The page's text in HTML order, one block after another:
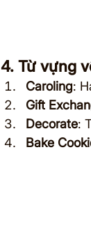
4. Từ vựng
Caroling:
Gift
Decorate:
Bake